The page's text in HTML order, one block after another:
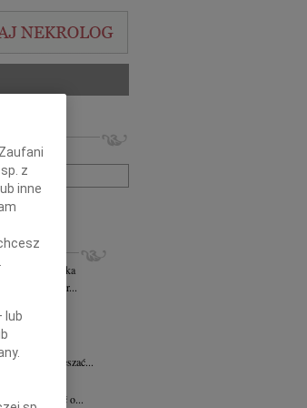
cała Polska
Panią Profesor...
Marka...
a łzy wskrzeszać...
wiadomość o...
z
inne
lub